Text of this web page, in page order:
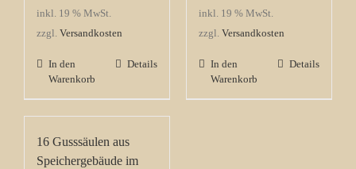
inkl. 19 % MwSt.
zzgl. Versandkosten
In den
Warenkorb
Details
inkl. 19 % MwSt.
zzgl. Versandkosten
In den
Warenkorb
Details
16 Gusssäulen aus
Speichergebäude im